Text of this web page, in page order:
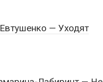
— Уходят